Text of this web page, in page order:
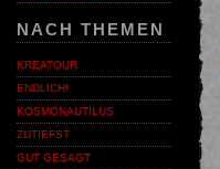
NACH THEMEN
KREATOUR
ENDLICH!
KOSMONAUTILUS
ZUTIEFST
GUT GESAGT